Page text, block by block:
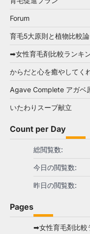
Forum
育毛5大原則と植物比較論
➡女性育毛剤比較ランキ
からだと心を癒やしてく
Agave Complete アガベ
いたわりスープ献立
Count per Day
総閲覧数:
今日の閲覧数:
昨日の閲覧数:
Pages
➡女性育毛剤比較